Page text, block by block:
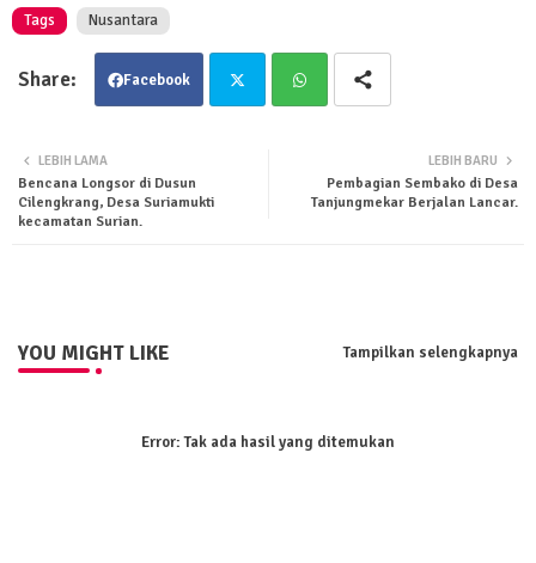
Tags Nusantara
Facebook
LEBIH BARU
Pembagian Sembako di Desa
Tanjungmekar Berjalan Lancar.
LEBIH LAMA
Bencana Longsor di Dusun
Cilengkrang, Desa Suriamukti
kecamatan Surian.
YOU MIGHT LIKE Tampilkan selengkapnya
Error:Tak ada hasil yang ditemukan